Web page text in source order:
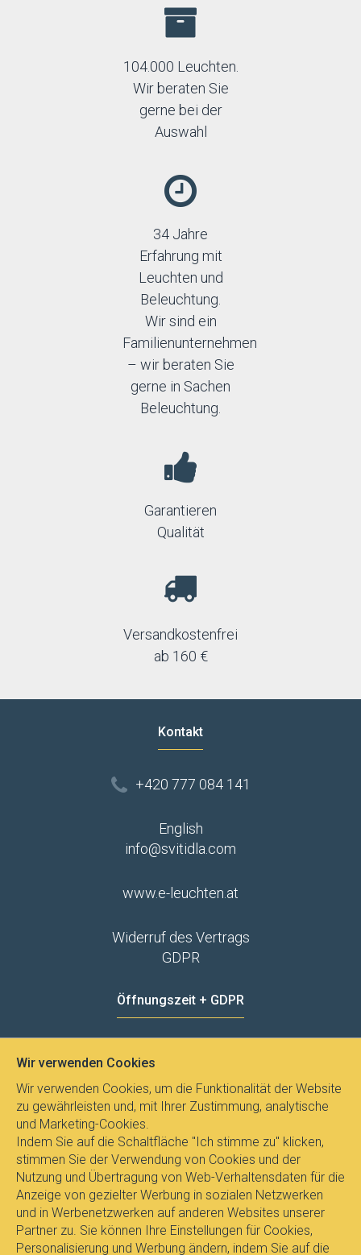
104.000 Leuchten.
Wir beraten Sie
gerne bei der
Auswahl
34 Jahre
Erfahrung mit
Leuchten und
Beleuchtung.
Wir sind ein
Familienunternehmen
– wir beraten Sie
gerne in Sachen
Beleuchtung.
Garantieren
Qualität
Versandkostenfrei
ab 160 €
Kontakt
+420 777 084 141
English
info@svitidla.com
www.e-leuchten.at
Widerruf des Vertrags
GDPR
Öffnungszeit + GDPR
Wir verwenden Cookies
Wir verwenden Cookies, um die Funktionalität der Website
zu gewährleisten und, mit Ihrer Zustimmung, analytische
und Marketing-Cookies.
Indem Sie auf die Schaltfläche "Ich stimme zu" klicken,
stimmen Sie der Verwendung von Cookies und der
Nutzung und Übertragung von Web-Verhaltensdaten für die
Anzeige von gezielter Werbung in sozialen Netzwerken
und in Werbenetzwerken auf anderen Websites unserer
Partner zu. Sie können Ihre Einstellungen für Cookies,
Personalisierung und Werbung ändern, indem Sie auf die